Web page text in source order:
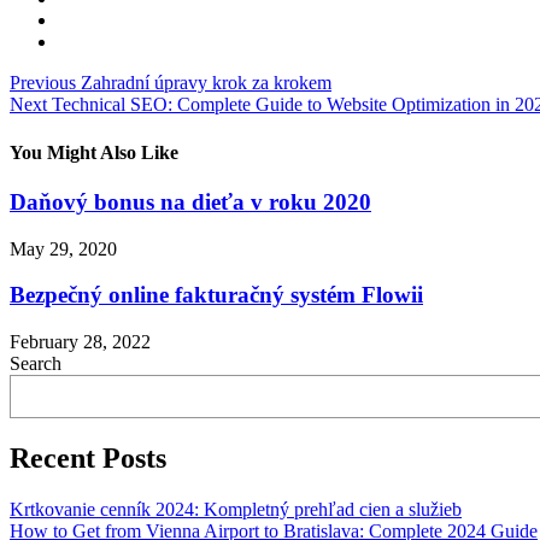
Post
navigation
Previous Zahradní úpravy krok za krokem
Next Technical SEO: Complete Guide to Website Optimization in
You Might Also Like
Daňový bonus na dieťa v roku 2020
May 29, 2020
Bezpečný online fakturačný systém Flowii
February 28, 2022
Search
Recent Posts
Krtkovanie cenník 2024: Kompletný prehľad cien a služieb
How to Get from Vienna Airport to Bratislava: Complete 2024 Guide